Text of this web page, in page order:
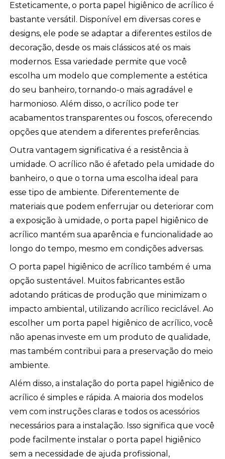
Esteticamente, o porta papel higiênico de acrílico é
bastante versátil. Disponível em diversas cores e
designs, ele pode se adaptar a diferentes estilos de
decoração, desde os mais clássicos até os mais
modernos. Essa variedade permite que você
escolha um modelo que complemente a estética
do seu banheiro, tornando-o mais agradável e
harmonioso. Além disso, o acrílico pode ter
acabamentos transparentes ou foscos, oferecendo
opções que atendem a diferentes preferências.
Outra vantagem significativa é a resistência à
umidade. O acrílico não é afetado pela umidade do
banheiro, o que o torna uma escolha ideal para
esse tipo de ambiente. Diferentemente de
materiais que podem enferrujar ou deteriorar com
a exposição à umidade, o porta papel higiênico de
acrílico mantém sua aparência e funcionalidade ao
longo do tempo, mesmo em condições adversas.
O porta papel higiênico de acrílico também é uma
opção sustentável. Muitos fabricantes estão
adotando práticas de produção que minimizam o
impacto ambiental, utilizando acrílico reciclável. Ao
escolher um porta papel higiênico de acrílico, você
não apenas investe em um produto de qualidade,
mas também contribui para a preservação do meio
ambiente.
Além disso, a instalação do porta papel higiênico de
acrílico é simples e rápida. A maioria dos modelos
vem com instruções claras e todos os acessórios
necessários para a instalação. Isso significa que você
pode facilmente instalar o porta papel higiênico
sem a necessidade de ajuda profissional,